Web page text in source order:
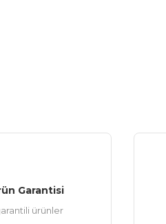
Garantisi
ürünler